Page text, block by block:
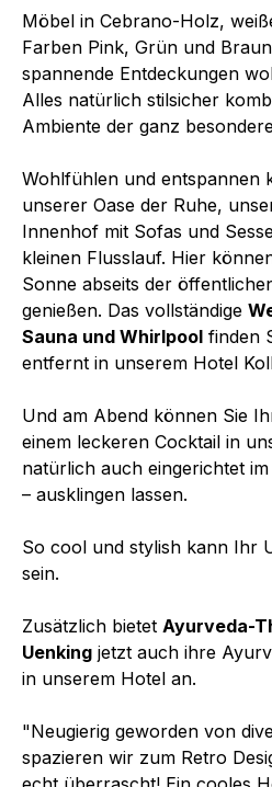
Möbel in Cebrano-Holz,
Farben Pink, Grün und
spannende Entdeckungen
Alles natürlich stilsicher
Ambiente der ganz
Wohlfühlen und entspannen
unserer Oase der Ruhe,
Innenhof mit Sofas und
kleinen Flusslauf. Hier
Sonne abseits der
genießen. Das vollständige
Sauna und Whirlpool finden
entfernt in unserem Hotel
Und am Abend können Sie
einem leckeren Cocktail in
natürlich auch eingerichtet
– ausklingen lassen.
So cool und stylish kann Ihr
sein.
Zusätzlich bietet Ayurveda-
Uenking jetzt auch ihre
in unserem Hotel an.
"Neugierig geworden von
spazieren wir zum Retro